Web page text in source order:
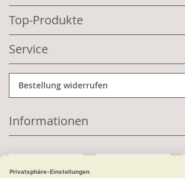
Top-Produkte
Service
Bestellung widerrufen
Informationen